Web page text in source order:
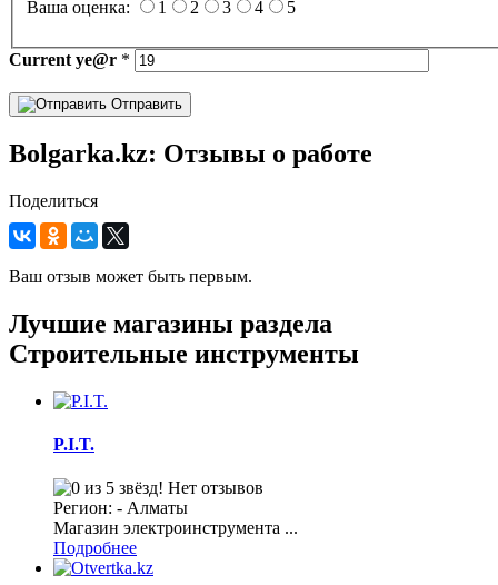
Ваша оценка: 1 2 3 4 5
Current ye@r *
Отправить
Bolgarka.kz: Отзывы о работе
Поделиться
Ваш отзыв может быть первым.
Лучшие магазины раздела
Строительные инструменты
P.I.T.
Нет отзывов
Регион: - Алматы
Магазин электроинструмента ...
Подробнее